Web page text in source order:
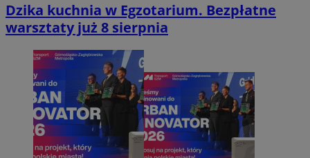
Dzika kuchnia w Egzotarium. Bezpłatne
warsztaty już 8 sierpnia